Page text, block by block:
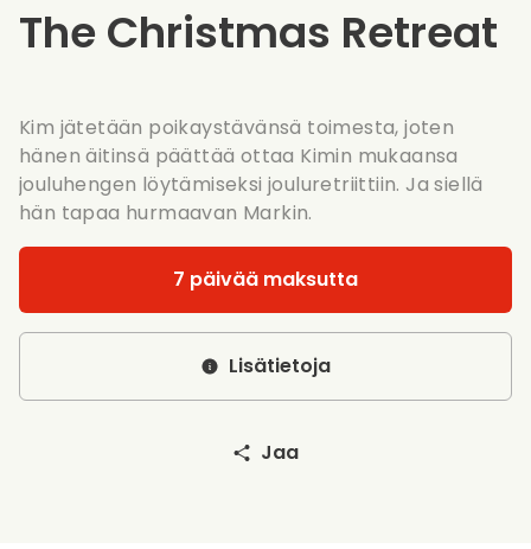
The Christmas Retreat
Kim jätetään poikaystävänsä toimesta, joten
hänen äitinsä päättää ottaa Kimin mukaansa
jouluhengen löytämiseksi jouluretriittiin. Ja siellä
hän tapaa hurmaavan Markin.
7 päivää maksutta
Lisätietoja
Jaa